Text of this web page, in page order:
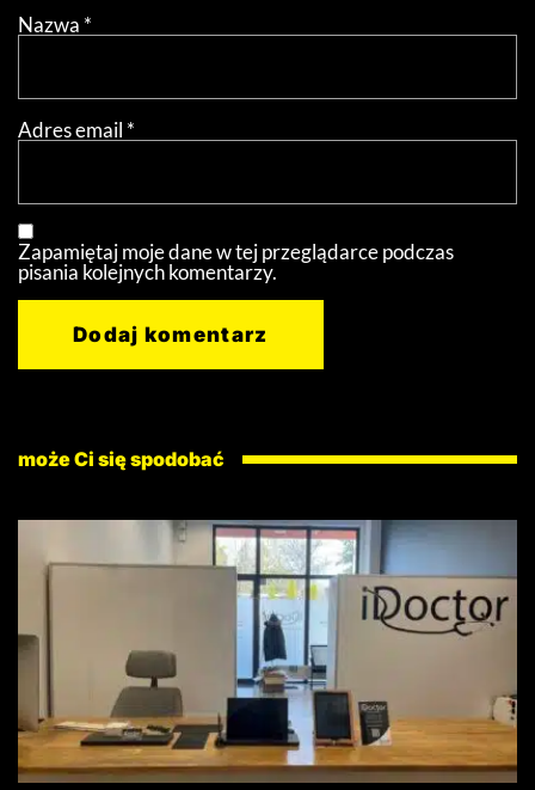
Nazwa *
Adres email *
Zapamiętaj moje dane w tej przeglądarce podczas
pisania kolejnych komentarzy.
może Ci się spodobać